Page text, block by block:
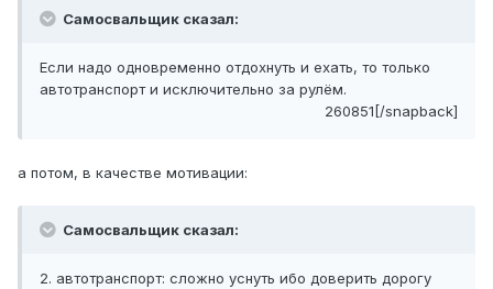
Самосвальщик сказал:
Если надо одновременно отдохнуть и ехать, то только
автотранспорт и исключительно за рулём.
260851[/snapback]
а потом, в качестве мотивации:
Самосвальщик сказал:
2. автотранспорт: сложно уснуть ибо доверить дорогу